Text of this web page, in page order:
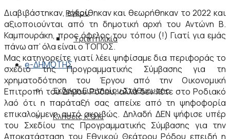
Ρόδου
Τρίτη ηλικία
e-ΔΗΜΟΤΗΣ
Έκδοση Εισιτηρίου Στάθμευσης
Κλήσεις Κ.Ο.Κ.
Διαβιβάστηκαν, εγκρίθηκαν και θεωρήθηκαν το 2022 και
αξιοποιούνται από τη δημοτική αρχή του Αντώνη Β.
Καμπουράκη, προς όφελος του τόπου (!) Γιατί για εμάς
πάνω απ’ όλα είναι ο ΤΟΠΟΣ.
Μας κατηγορείτε γιατί λέει ψηφίσαμε δια περιφοράς το
σχέδιο της Προγραμματικής Σύμβασης για τη
χρηματοδότηση του Έργου από την Οικονομική
Επιτροπή του Δήμου Ρόδου, αλλά δεν λέτε στο Ροδιακό
λαό ότι η παράταξή σας απείχε από τη ψηφοφορία
επικαλούμενη αυτό ακριβώς. Δηλαδή ΔΕΝ ψήφισε υπέρ
του Σχεδίου της Προγραμματικής Σύμβασης για την
Αποκατάσταση του Εθνικού Θεάτρου Ρόδου επειδή η